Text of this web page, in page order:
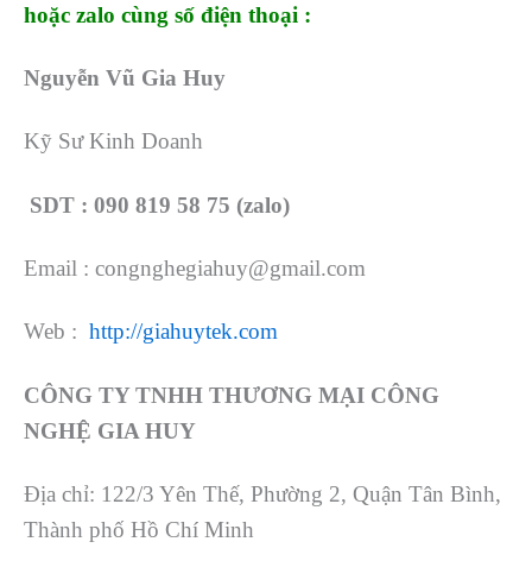
hoặc zalo cùng số điện thoại :
Nguyễn Vũ Gia Huy
Kỹ Sư Kinh Doanh
SDT : 090 819 58 75 (zalo)
Email : congnghegiahuy@gmail.com
Web : http://giahuytek.com
CÔNG TY TNHH THƯƠNG MẠI CÔNG
NGHỆ GIA HUY
Địa chỉ: 122/3 Yên Thế, Phường 2, Quận Tân Bình,
Thành phố Hồ Chí Minh